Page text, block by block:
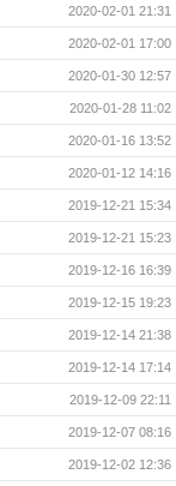
2020-02-01 21:31
2020-02-01 17:00
2020-01-30 12:57
2020-01-28 11:02
2020-01-16 13:52
2020-01-12 14:16
2019-12-21 15:34
2019-12-21 15:23
2019-12-16 16:39
2019-12-15 19:23
2019-12-14 21:38
2019-12-14 17:14
2019-12-09 22:11
2019-12-07 08:16
2019-12-02 12:36